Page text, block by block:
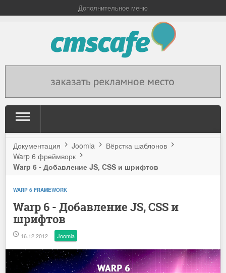
Дополнительное меню
Документация Joomla
Вёрстка шаблонов
Warp 6 фреймворк
Warp 6 - Добавление JS, CSS и шрифтов
WARP 6 FRAMEWORK
Warp 6 - Добавление JS, CSS и
шрифтов
16.12.2012 Joomla